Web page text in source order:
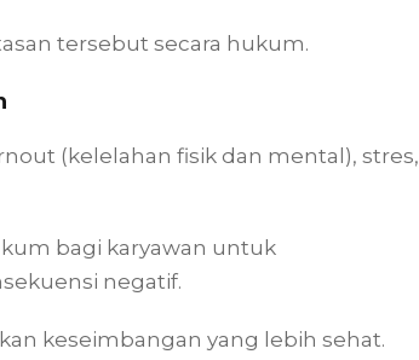
tersebut secara hukum.
(kelelahan fisik dan mental), stres,
bagi karyawan untuk
negatif.
keseimbangan yang lebih sehat.